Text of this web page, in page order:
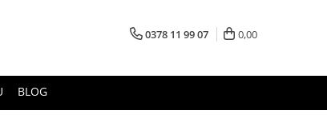
0378 11 99 07 0,00
BLOG